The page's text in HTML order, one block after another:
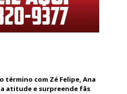
término com Zé Felipe, Ana
atitude e surpreende fãs